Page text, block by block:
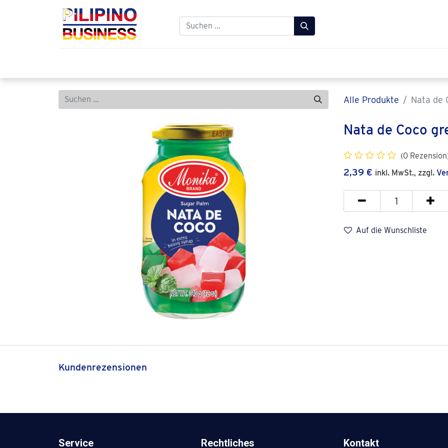
Alle Produkte Nata de
Nata de Coco
(0
2,39 € inkl. MwSt., zzgl.
Auf die Wunschliste
Kundenrezensionen
Service Rechtliches Kontakt